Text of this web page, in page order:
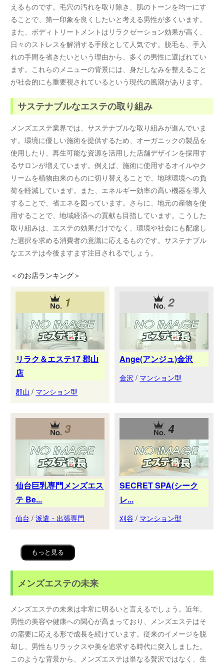
えるものです。毛穴の汚れを取り除き、肌のトーンを均一にす
ることで、第一印象を良くしたいと考える男性が多くいます。
また、ボディトリートメントはリラクゼーション効果が高く、
日々のストレスを解消する手段として人気です。脱毛も、手入
れの手間を省きたいという理由から、多くの男性に選ばれてい
ます。これらのメニューの背景には、身だしなみを整えること
が社会的にも重要視されているという現代の風潮があります。
サステナブルなエステの取り組み
メンズエステ業界では、サステナブルな取り組みが進んでいま
す。環境に優しい施術を提供するため、オーガニックの製品を
使用したり、再生可能な資源を活用した店舗デザインを採用す
るサロンが増えています。例えば、施術に使用するオイルやク
リームを植物由来のものに切り替えることで、地球環境への負
荷を軽減しています。また、エネルギー効率の高い機器を導入
することで、省エネを図っています。さらに、地元の産物を使
用することで、地域経済への貢献も目指しています。こうした
取り組みは、エステの効果だけでなく、環境や社会にも配慮し
た選択を求める消費者の意識に応えるものです。サステナブル
なエステは今後ますます注目されるでしょう。
＜のお店ランキング＞
1
リラク＆エステ17 郡山
店
郡山 / マンション型
2
Ange(アンジュ)金沢
金沢 / マンション型
3
仙台巨乳専門メンズエス
テ Be...
仙台 /派遣・出張専門
4
SECRET SPA(シーク
レ...
刈谷 / マンション型
もっと見る
メンズエステの未来
メンズエステの未来は非常に明るいと言えるでしょう。近年、
男性の美容や健康への関心が高まっており、メンズエステはそ
の需要に応える形で成長を続けています。従来のイメージを脱
却し、男性もリラックスや美を追求する時代に突入しました。
このような背景から、メンズエステは単なる贅沢ではなく、生